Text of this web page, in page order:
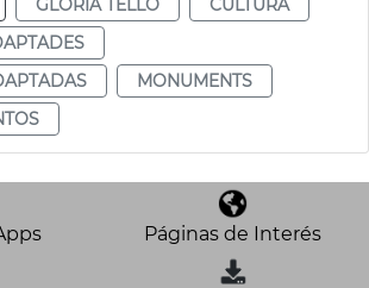
MONUMENTS
Páginas de Interés